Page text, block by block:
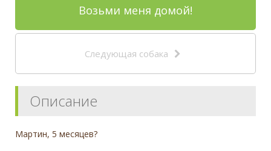
Возьми меня домой!
Следующая собака
Описание
Мартин, 5 месяцев?